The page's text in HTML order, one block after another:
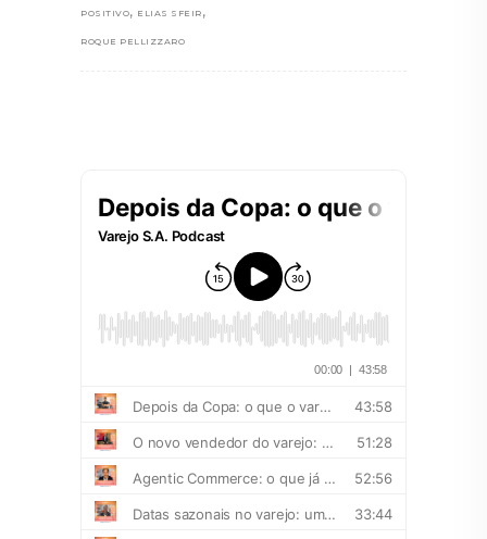
POSITIVO, ELIAS SFEIR ,
ROQUE PELLIZZARO